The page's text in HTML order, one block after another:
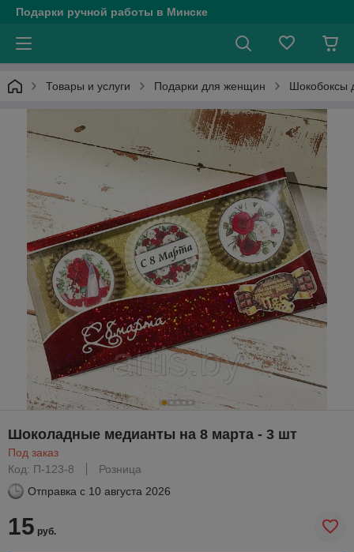
Подарки ручной работы в Минске
Товары и услуги Подарки для женщин Шокобоксы
Шоколадные медианты на 8 марта - 3 шт
Под заказ
Код: П-123-8
Розница
Отправка с 10 августа 2026
15 руб.